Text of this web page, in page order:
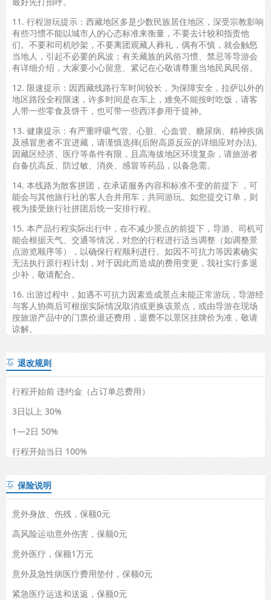
11. 行程游玩提示：西藏地区多是少数民族居住地区，深受宗教影响
有些习惯不能以城市人的心态标准来衡量，不要去计较和指责他
们。不要和司机吵架，不要离团观藏人葬礼，偶有不慎，就会触怒
当地人，引起不必要的风波；有关藏族的风俗习惯、禁忌等导游会
有详细介绍，大家要小心留意、紧记在心敬请尊重当地民风民俗。
12. 限速提示：因西藏线路行车时间较长，为保障安全，拉萨以外的
地区路段全程限速，许多时间是在车上，难免不能按时吃饭，请客
人带一些零食及饼干，也可带一些西洋参用于提神。
13. 健康提示：有严重呼吸气管、心脏、心血管、糖尿病、精神疾病
及感冒患者不宜进藏，请谨慎选择(后附高原反应的详细应对办法)。
因藏区经济、医疗等条件有限，且高海拔地区环境复杂，请旅游者
自备抗高反、防过敏、消炎、感冒等药品，以备急需。
14. 本线路为散客拼团，在承诺服务内容和标准不变的前提下 ，可
能会与其他旅行社的客人合并用车，共同游玩。如您提交订单，则
视为接受旅行社拼团后统一安排行程。
15. 本产品行程实际出行中，在不减少景点的前提下，导游、司机可
能会根据天气、交通等情况，对您的行程进行适当调整（如调整景
点游览顺序等），以确保行程顺利进行。如因不可抗力等因素确实
无法执行原行程计划，对于因此而造成的费用变更，我社实行多退
少补，敬请配合。
16. 出游过程中，如遇不可抗力因素造成景点未能正常游玩，导游经
与客人协商后可根据实际情况取消或更换该景点，或由导游在现场
按旅游产品中的门票价退还费用，退费不以景区挂牌价为准，敬请
谅解。
 退改规则
行程开始前 违约金（占订单总费用）
3日以上 30%
1—2日 50%
行程开始当日 100%
 保险说明
意外身故、伤残，保额0元
高风险运动意外伤害，保额0元
意外医疗，保额1万元
意外及急性病医疗费用垫付，保额0元
紧急医疗运送和送返，保额0元